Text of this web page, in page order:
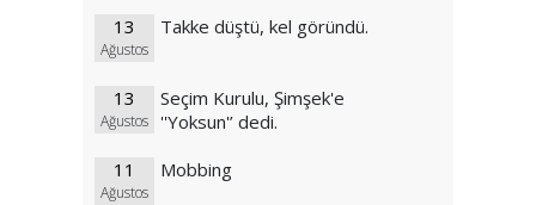
13
Ağustos
Takke düştü, kel göründü.
13
Ağustos
Seçim Kurulu, Şimşek'e
''Yoksun'’ dedi.
11
Ağustos
Mobbing